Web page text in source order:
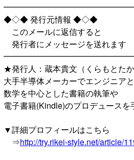
◆◇◆ 発行元情報 ◆◇◆
このメールに返信すると
発行者にメッセージを送れます
★発行人：蔵本貴文（くらもとた
大手半導体メーカーでエンジニア
数学を中心とした書籍の執筆や
電子書籍(Kindle)のプロデュースを
▼詳細プロフィールはこちら
⇒http://try.rikei-style.net/article/